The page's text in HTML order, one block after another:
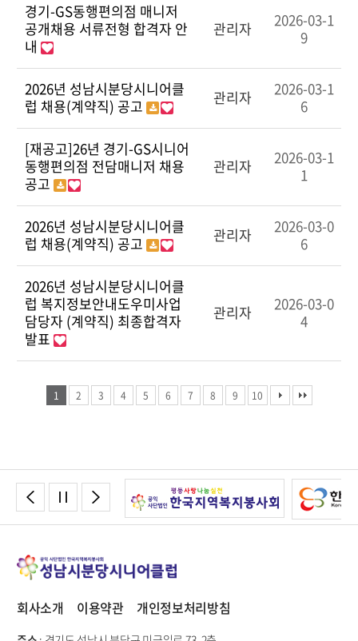
경기-GS동행편의점 매니저
공개채용 서류전형 합격자 안
내
관리자
2026-03-1
9
2026년 성남시분당시니어클
럽 채용(계약직) 공고
관리자
2026-03-1
6
[재공고]26년 경기-GS시니어
동행편의점 전담매니저 채용
공고
관리자
2026-03-1
1
2026년 성남시분당시니어클
럽 채용(계약직) 공고
관리자
2026-03-0
6
2026년 성남시분당시니어클
럽 복지정보안내도우미사업
담당자 (계약직) 최종합격자
발표
관리자
2026-03-0
4
1 2 3 4 5 6 7 8 9 10
회사소개 이용약관 개인정보처리방침